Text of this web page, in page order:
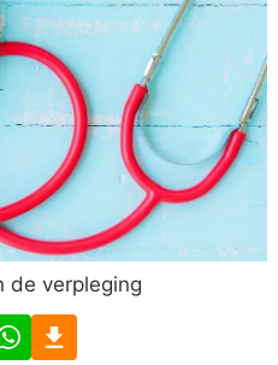
de verpleging